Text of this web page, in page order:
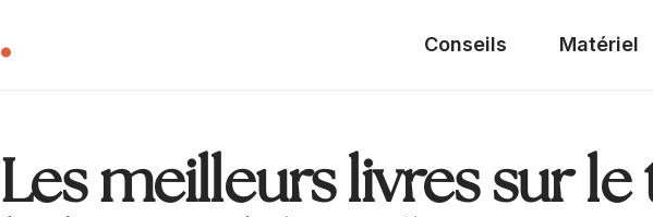
. Conseils Matériel
Les meilleurs livres sur le